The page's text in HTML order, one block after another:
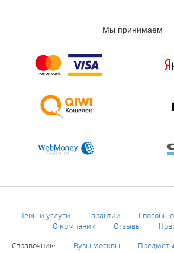
Мы принимаем
Цены и услуги Гарантии Способы
О компании
Отзывы
Справочник: Вузы москвы Предметы